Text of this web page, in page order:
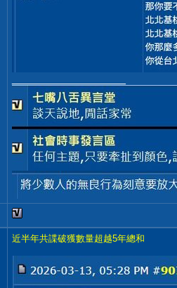
近半年共諜破獲數量超越5年總和